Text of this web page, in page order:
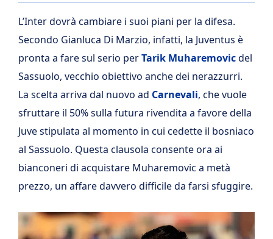
L’Inter dovrà cambiare i suoi piani per la difesa.
Secondo Gianluca Di Marzio, infatti, la Juventus è
pronta a fare sul serio perTarik Muharemovicdel
Sassuolo, vecchio obiettivo anche dei nerazzurri.
La scelta arriva dal nuovo ad Carnevali, che vuole
sfruttare il 50% sulla futura rivendita a favore della
Juve stipulata al momento in cui cedette il bosniaco
al Sassuolo. Questa clausola consente ora ai
bianconeri di acquistare Muharemovic a metà
prezzo, un affare davvero difficile da farsi sfuggire.